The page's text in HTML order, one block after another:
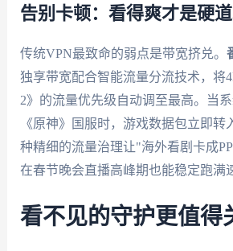
告别卡顿：看得爽才是硬
传统VPN最致命的弱点是带宽挤兑。
独享带宽配合智能流量分流技术，将
2》的流量优先级自动调至最高。当
《原神》国服时，游戏数据包立即转
种精细的流量治理让"海外看剧卡成
在春节晚会直播高峰期也能稳定跑满
看不见的守护更值得